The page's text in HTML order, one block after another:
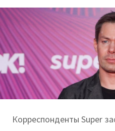
Корреспонденты Super